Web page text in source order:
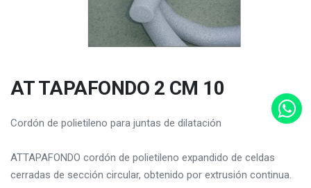
AT TAPAFONDO 2 CM 10
Cordón de polietileno para juntas de dilatación
ATTAPAFONDO cordón de polietileno expandido de celdas
cerradas de sección circular, obtenido por extrusión continua.